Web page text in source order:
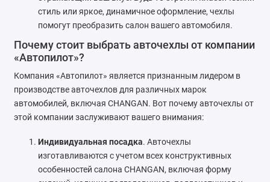
стиль или яркое, динамичное оформление, чехлы
помогут преобразить салон вашего автомобиля.
Почему стоит выбрать авточехлы от компании
«Автопилот»?
Компания «Автопилот» является признанным лидером в
производстве авточехлов для различных марок
автомобилей, включая CHANGAN. Вот почему авточехлы от
этой компании заслуживают вашего внимания:
Индивидуальная посадка. Авточехлы
изготавливаются с учетом всех конструктивных
особенностей салона CHANGAN, включая форму